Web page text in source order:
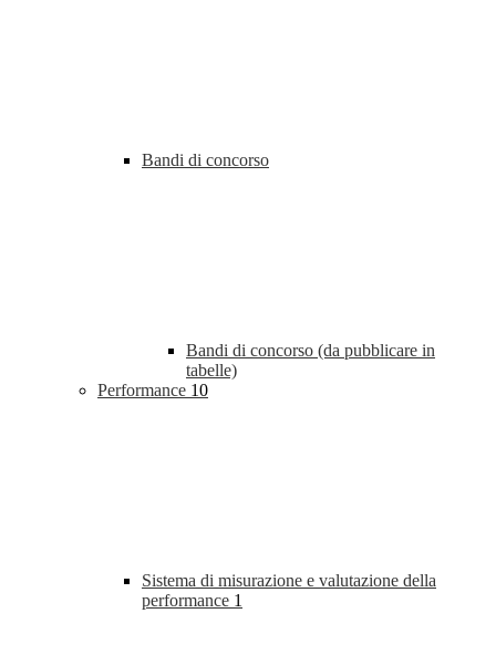
Bandi di concorso
Bandi di concorso (da pubblicare in
tabelle)
Performance 10
Sistema di misurazione e valutazione della
performance 1